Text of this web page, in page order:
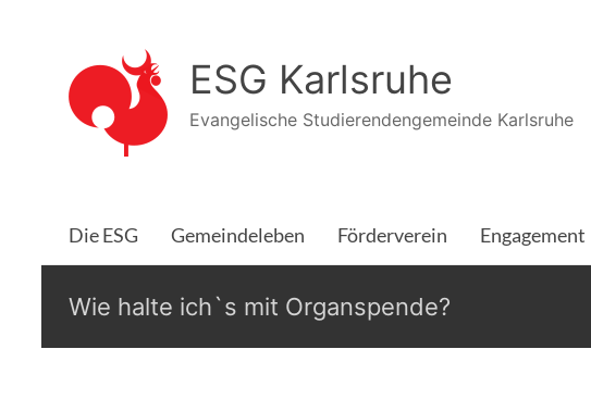
Inhalt
springen
ESG Karlsruhe
Evangelische Studierendengemeinde Karlsruhe
Die ESG Gemeindeleben Förderverein Engagement
Wie halte ich`s mit Organspende?